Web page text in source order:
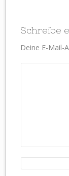
Schreibe
Deine E-Mail-